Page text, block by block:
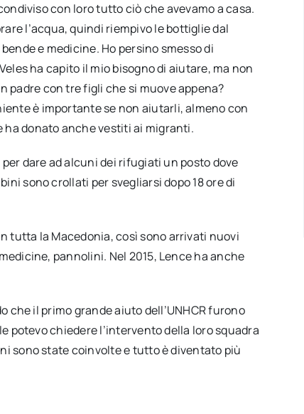
con loro tutto ciò che avevamo a casa.
l’acqua, quindi riempivo le bottiglie dal
e medicine. Ho persino smesso di
ha capito il mio bisogno di aiutare, ma non
padre con tre figli che si muove appena?
è importante se non aiutarli, almeno con
ha donato anche vestiti ai migranti.
dare ad alcuni dei rifugiati un posto dove
sono crollati per svegliarsi dopo 18 ore di
tutta la Macedonia, così sono arrivati nuovi
pannolini. Nel 2015, Lence ha anche
che il primo grande aiuto dell’UNHCR furono
potevo chiedere l’intervento della loro squadra
sono state coinvolte e tutto è diventato più